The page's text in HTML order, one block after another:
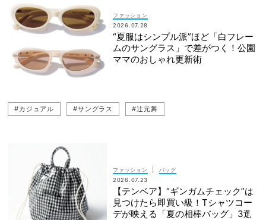
ファッション
2026.07.28
“夏服はシンプル派”ほど「白フレー
ムのサングラス」で差がつく！公園
ママのおしゃれ更新術
#カジュアル #サングラス #辻元舞
ファッション
バッグ
2026.07.23
【テンベア】“ギンガムチェック”は
見つけたら即買い級！Tシャツコー
デが映える「夏の相棒バッグ」3選